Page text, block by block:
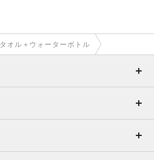
タオル＋ウォーターボトル